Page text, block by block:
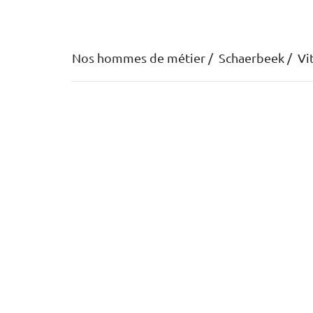
Nos hommes de métier Schaerbeek